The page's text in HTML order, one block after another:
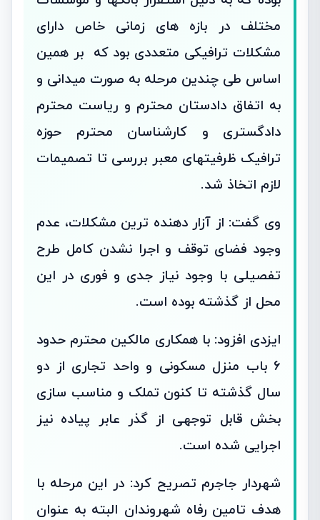
مختلف در بازه های زمانی خاص دارای
مشکلات ترافیکی متعددی بود که بر همین
اساس طی چندین مرحله به صورت میدانی و
به اتفاق دادستان محترم و ریاست محترم
دادگستری و کارشناسان محترم حوزه
ترافیک ظرفیتهای معبر بررسی تا تصمیمات
لازم اتخاذ شد.
وی گفت: از آزار دهنده ترین مشکلات، عدم
وجود فضای توقف و اجرا نشدن کامل طرح
تفصیلی با وجود نیاز جدی و فوری در این
محل از گذشته بوده است.
ایزدی افزود: با همکاری مالکین محترم حدود
۶ باب منزل مسکونی و واحد تجاری از دو
سال گذشته تا کنون تملک و مناسب سازی
بخش قابل توجهی از گذر عابر پیاده نیز
اجرایی شده است.
شهردار جاجرم تصریح کرد: در این مرحله با
هدف تامین رفاه شهروندان البته به عنوان